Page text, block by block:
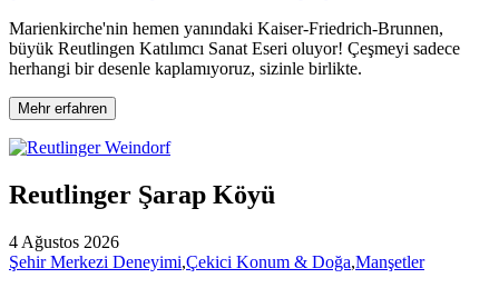
Marienkirche'nin hemen yanındaki Kaiser-Friedrich-Brunnen,
büyük Reutlingen Katılımcı Sanat Eseri oluyor! Çeşmeyi sadece
herhangi bir desenle kaplamıyoruz, sizinle birlikte.
Mehr erfahren
Reutlinger Şarap Köyü
4 Ağustos 2026
Şehir Merkezi Deneyimi,Çekici Konum & Doğa,Manşetler